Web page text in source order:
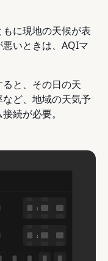
に現地の天候が表
いときは、AQIマ
と、その日の天
ど、地域の天気予
続が必要。